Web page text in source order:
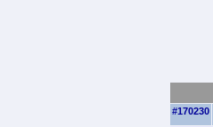
#170230